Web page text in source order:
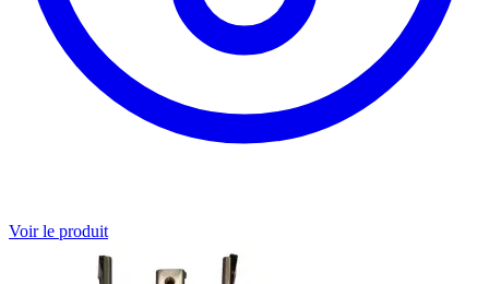
Voir le produit